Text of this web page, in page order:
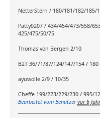
NetterStern / 180/181/182/185/
Patty0207 / 434/454/473/558/
425/475/50/75
Thomas von Bergen 2/10
B2T 36/71/87/124/147/154 /
ayuwolle 2/9 / 10/35
Cheffe 199/223/229/230 / 995/
Bearbeitet vom Benutzer vor 6